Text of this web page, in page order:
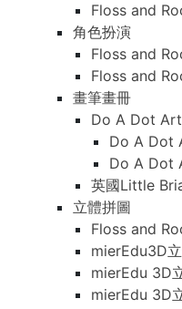
Floss and
角色扮演
Floss and
Floss and
畫筆畫冊
Do A Dot Art
Do A Dot
Do A Dot
英國Little
立體拼圖
Floss and
mierEdu3D
mierEdu 3D
mierEdu 3D